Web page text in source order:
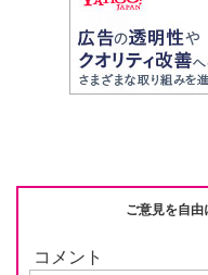
ご意見を自由